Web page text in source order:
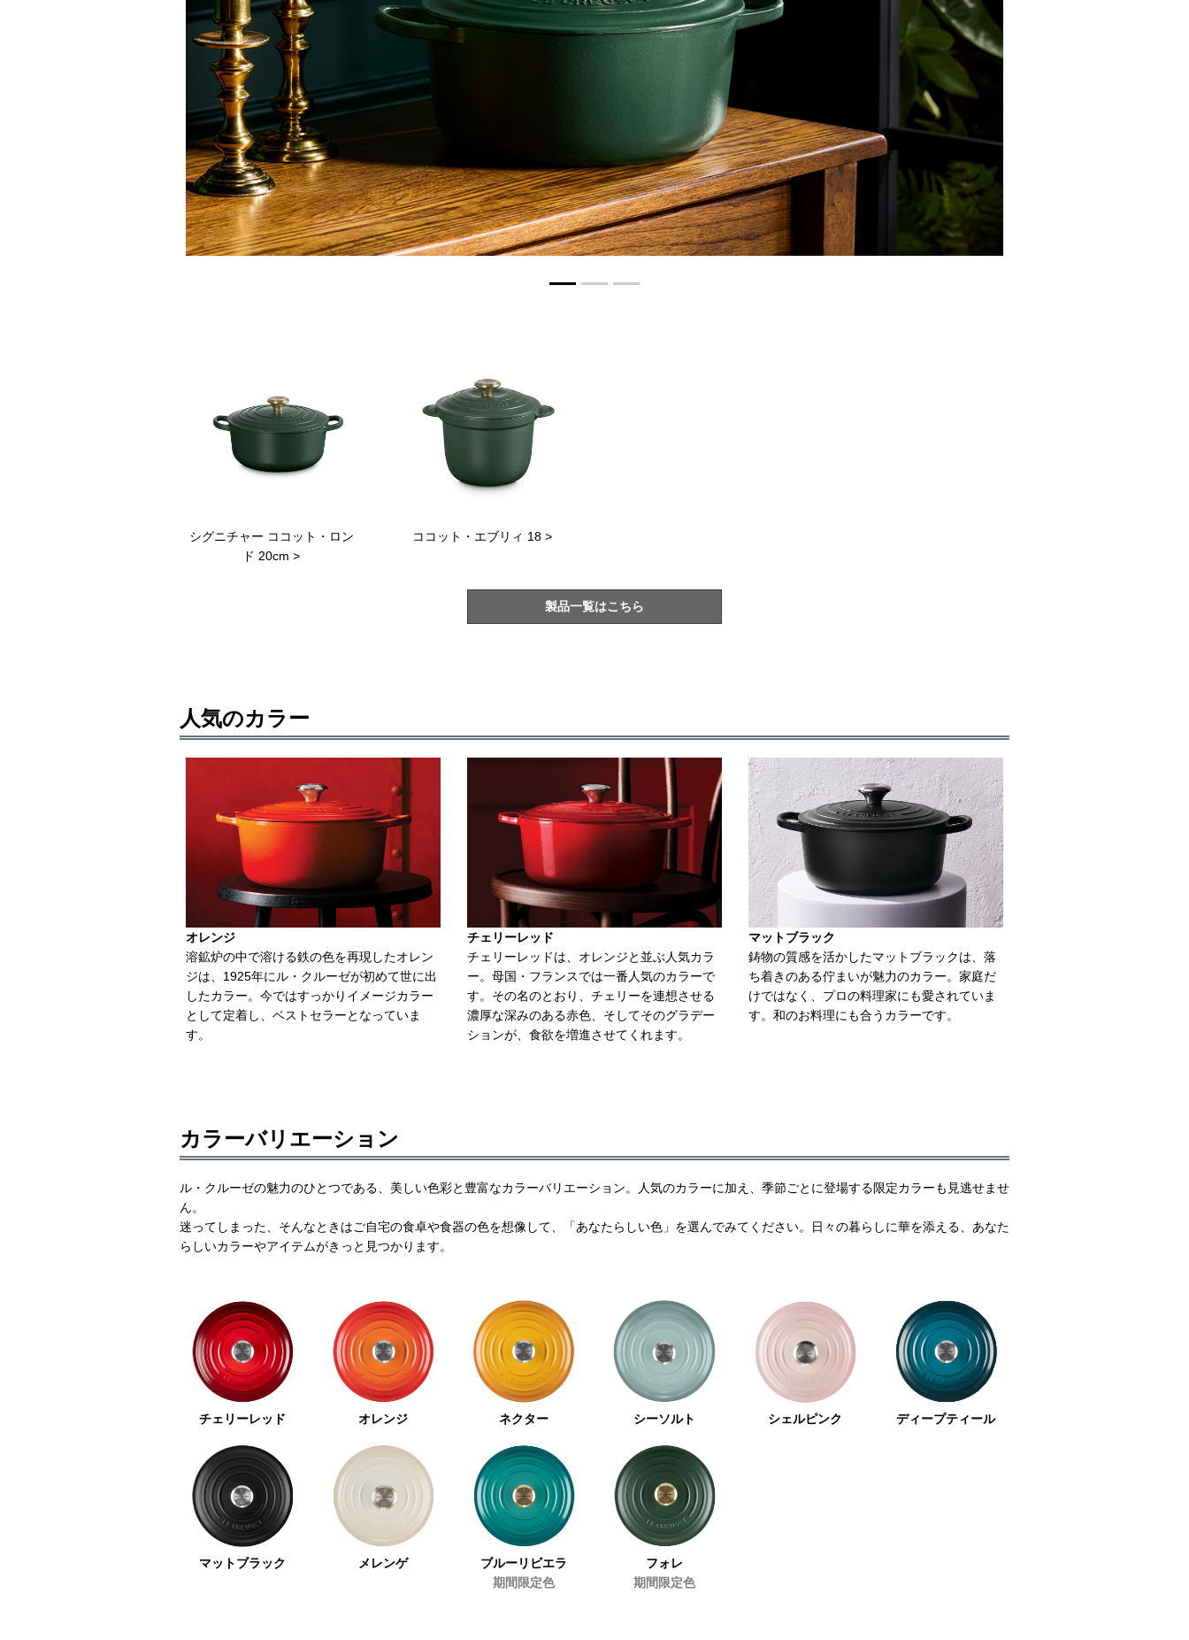
シグニチャー ココット・ロン
ド 20cm >
ココット・エブリィ 18 >
製品一覧はこちら
人気のカラー
オレンジ
溶鉱炉の中で溶ける鉄の色を再現したオレン
ジは、1925年にル・クルーゼが初めて世に出
したカラー。今ではすっかりイメージカラー
として定着し、ベストセラーとなっていま
す。
チェリーレッド
チェリーレッドは、オレンジと並ぶ人気カラ
ー。母国・フランスでは一番人気のカラーで
す。その名のとおり、チェリーを連想させる
濃厚な深みのある赤色、そしてそのグラデー
ションが、食欲を増進させてくれます。
マットブラック
鋳物の質感を活かしたマットブラックは、落
ち着きのある佇まいが魅力のカラー。家庭だ
けではなく、プロの料理家にも愛されていま
す。和のお料理にも合うカラーです。
カラーバリエーション
ル・クルーゼの魅力のひとつである、美しい色彩と豊富なカラーバリエーション。人気のカラーに加え、季節ごとに登場する限定カラーも見逃せませ
ん。
迷ってしまった、そんなときはご自宅の食卓や食器の色を想像して、「あなたらしい色」を選んでみてください。日々の暮らしに華を添える、あなた
らしいカラーやアイテムがきっと見つかります。
チェリーレッド オレンジ ネクター シーソルト シェルピンク ディープティール
マットブラック メレンゲ
ブルーリビエラ
期間限定色
フォレ
期間限定色